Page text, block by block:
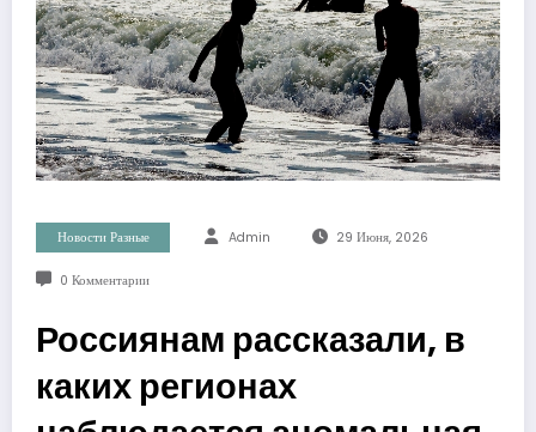
Новости Разные Admin 29 Июня, 2026
0 Комментарии
Россиянам рассказали, в
каких регионах